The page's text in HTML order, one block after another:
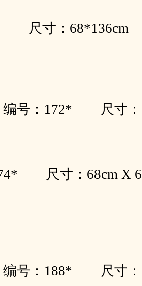
尺寸：
编号：172* 尺寸
尺寸：68cm
编号：188* 尺寸